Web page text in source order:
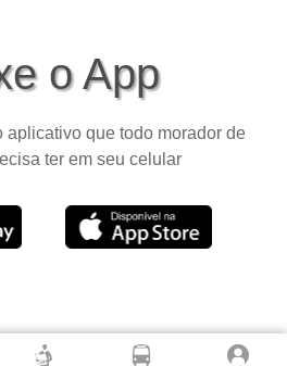
o App
aplicativo que todo morador de
ter em seu celular